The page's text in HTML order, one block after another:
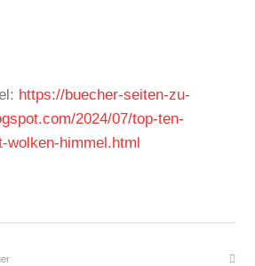
https://buecher-seiten-zu-
2024/07/top-ten-
wolken-himmel.html